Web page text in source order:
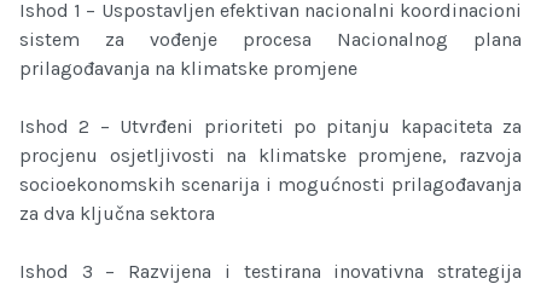
Ishod 1 – Uspostavljen efektivan nacionalni koordinacioni
sistem za vođenje procesa Nacionalnog plana
prilagođavanja na klimatske promjene
Ishod 2 – Utvrđeni prioriteti po pitanju kapaciteta za
procjenu osjetljivosti na klimatske promjene, razvoja
socioekonomskih scenarija i mogućnosti prilagođavanja
za dva ključna sektora
Ishod 3 – Razvijena i testirana inovativna strategija